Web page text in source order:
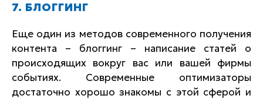
7. БЛОГГИНГ
Еще один из методов современного получения
контента – блоггинг – написание статей о
происходящих вокруг вас или вашей фирмы
событиях. Современные оптимизаторы
достаточно хорошо знакомы с этой сферой и